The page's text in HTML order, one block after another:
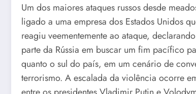
Um dos maiores ataques russos desde
ligado a uma empresa dos Estados Unidos
reagiu veementemente ao ataque,
parte da Rússia em buscar um fim pacífico
quanto o sul do país, em um cenário de
terrorismo. A escalada da violência ocorre